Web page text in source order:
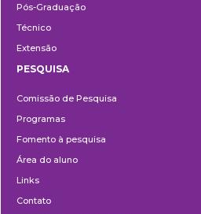
Pós-Graduação
Técnico
Extensão
PESQUISA
Comissão de Pesquisa
Programas
Fomento à pesquisa
Área do aluno
Links
Contato